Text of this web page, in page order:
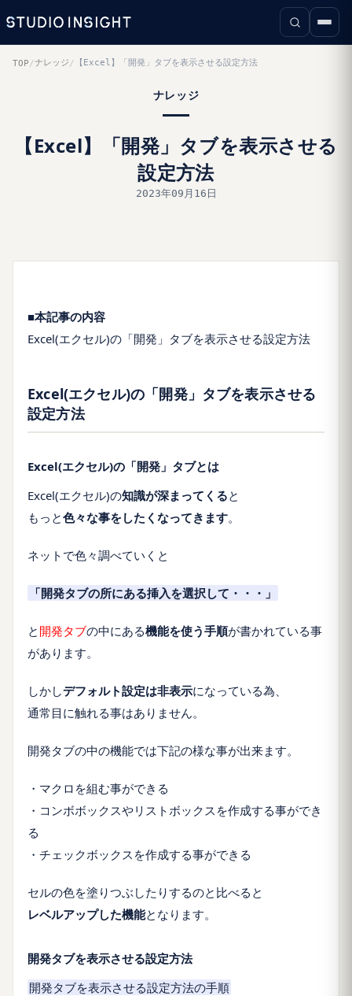
TOP /ナレッジ / 【Excel】「開発」タブを表示させる設定方法
ナレッジ
【Excel】「開発」タブを表示させる
設定方法
2023年09月16日
■本記事の内容
Excel(エクセル)の「開発」タブを表示させる設定方法
Excel(エクセル)の「開発」タブを表示させる
設定方法
Excel(エクセル)の「開発」タブとは
Excel(エクセル)の知識が深まってくると
もっと色々な事をしたくなってきます。
ネットで色々調べていくと
「開発タブの所にある挿入を選択して・・・」
と 開発タブの中にある機能を使う手順が書かれている事
があります。
しかしデフォルト設定は非表示になっている為、
通常目に触れる事はありません。
開発タブの中の機能では下記の様な事が出来ます。
・マクロを組む事ができる
・コンボボックスやリストボックスを作成する事ができ
る
・チェックボックスを作成する事ができる
セルの色を塗りつぶしたりするのと比べると
レベルアップした機能となります。
開発タブを表示させる設定方法
開発タブを表示させる設定方法の手順